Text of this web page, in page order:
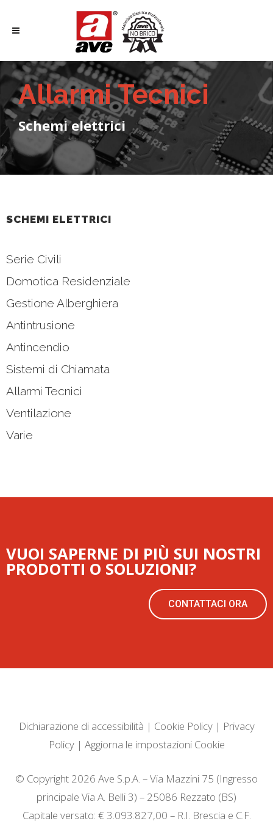
Allarmi Tecnici
Schemi elettrici
SCHEMI ELETTRICI
Serie Civili
Domotica Residenziale
Gestione Alberghiera
Antintrusione
Antincendio
Sistemi di Chiamata
Allarmi Tecnici
Ventilazione
Varie
VUOI SAPERNE DI PIÙ SUI NOSTRI
PRODOTTI O SOLUZIONI?
CONTATTACI ORA
Dichiarazione di accessibilità | Cookie Policy| Privacy
Policy| Aggiorna le impostazioni Cookie
© Copyright 2026 Ave S.p.A. – Via Mazzini 75 (Ingresso
principale Via A. Belli 3) – 25086 Rezzato (BS)
Capitale versato: € 3.093.827,00 – R.I. Brescia e C.F.